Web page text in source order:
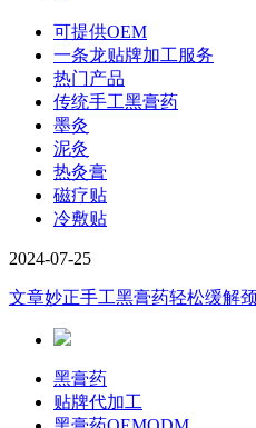
可提供OEM
一条龙贴牌加工服务
热门产品
传统手工黑膏药
墨灸
泥灸
热灸膏
磁疗贴
冷敷贴
2024-07-25
文章妙正手工黑膏药轻松缓解
黑膏药
贴牌代加工